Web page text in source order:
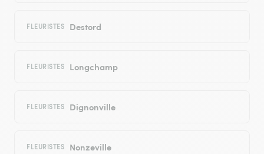
FLEURISTES Destord
FLEURISTES Longchamp
FLEURISTES Dignonville
FLEURISTES Nonzeville